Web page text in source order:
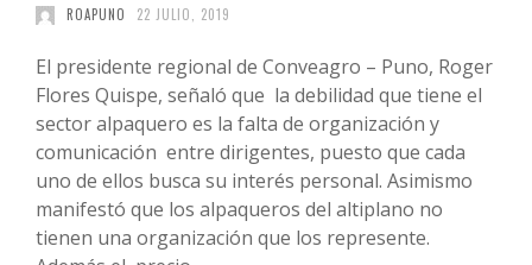
ROAPUNO 22 JULIO, 2019
El presidente regional de Conveagro – Puno, Roger
Flores Quispe, señaló que la debilidad que tiene el
sector alpaquero es la falta de organización y
comunicación entre dirigentes, puesto que cada
uno de ellos busca su interés personal. Asimismo
manifestó que los alpaqueros del altiplano no
tienen una organización que los represente.